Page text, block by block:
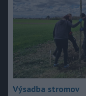
Výsadba stromov